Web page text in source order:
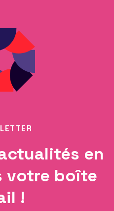
en
votre boîte
!